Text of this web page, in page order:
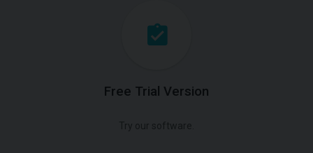
Free Trial Version